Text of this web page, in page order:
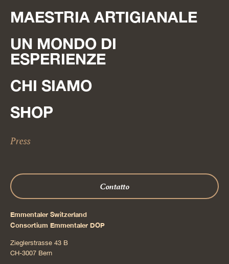
MAESTRIA ARTIGIANALE
UN MONDO DI
ESPERIENZE
CHI SIAMO
SHOP
Press
Contatto
Emmentaler Switzerland
Consortium Emmentaler DOP
Zieglerstrasse 43 B
CH-3007 Bern